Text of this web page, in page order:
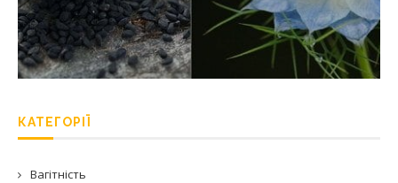
КАТЕГОРІЇ
Вагітність